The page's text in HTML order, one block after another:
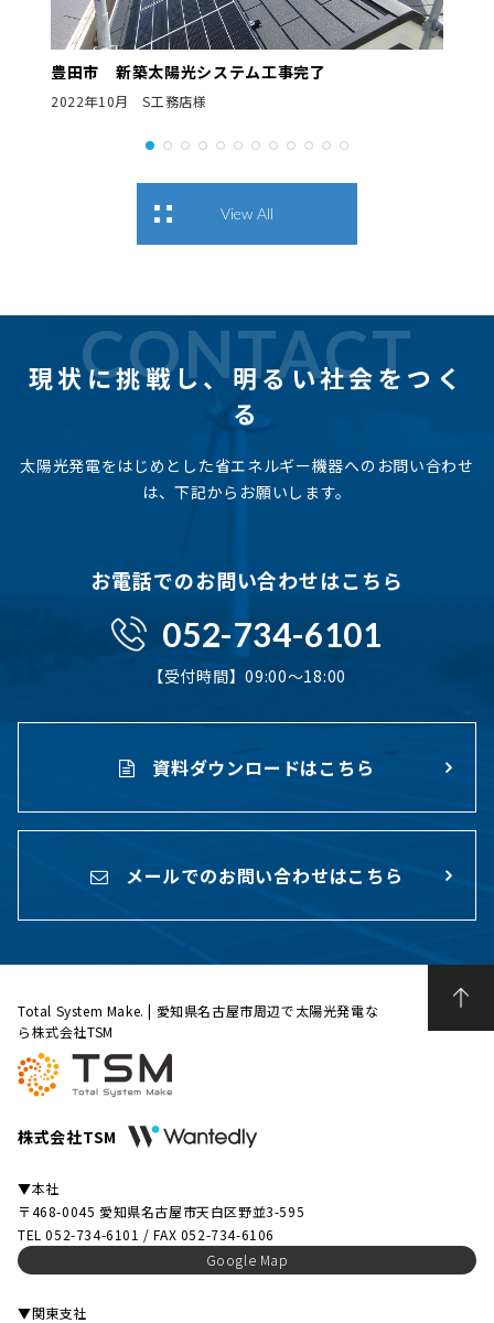
豊田市 新築太陽光システム工事完了
2022年10月 S工務店様
View All
CONTACT
現状に挑戦し、明るい社会をつく
る
太陽光発電をはじめとした省エネルギー機器へのお問い合わせ
は、下記からお願いします。
お電話でのお問い合わせはこちら
052-734-6101
【受付時間】09:00〜18:00
資料ダウンロードはこちら
メールでのお問い合わせはこちら
Total System Make. | 愛知県名古屋市周辺で太陽光発電な
ら株式会社TSM
株式会社TSM
▼本社
〒468-0045 愛知県名古屋市天白区野並3-595
TEL 052-734-6101 / FAX 052-734-6106
Google Map
▼関東支社